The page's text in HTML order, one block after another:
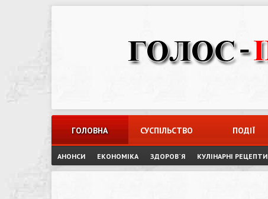
ГОЛОВНА СУСПІЛЬСТВО ПОДІЇ
АНОНСИ ЕКОНОМІКА ЗДОРОВ`Я КУЛІНАРНІ РЕЦЕПТИ